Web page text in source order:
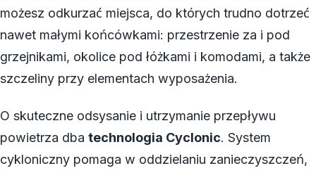
możesz odkurzać miejsca, do których trudno dotrzeć
nawet małymi końcówkami: przestrzenie za i pod
grzejnikami, okolice pod łóżkami i komodami, a także
szczeliny przy elementach wyposażenia.
O skuteczne odsysanie i utrzymanie przepływu
powietrza dba technologia Cyclonic. System
cykloniczny pomaga w oddzielaniu zanieczyszczeń,